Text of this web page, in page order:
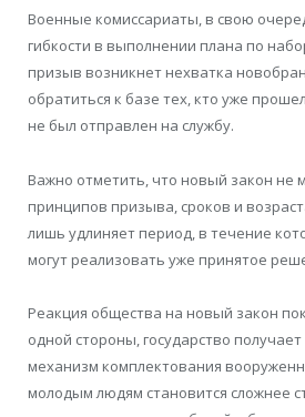
Военные комиссариаты, в свою
гибкости в выполнении плана по
призыв возникнет нехватка
обратиться к базе тех, кто уже
не был отправлен на службу.
Важно отметить, что новый закон не
принципов призыва, сроков и
лишь удлиняет период, в течение
могут реализовать уже принятое
Реакция общества на новый закон
одной стороны, государство
механизм комплектования
молодым людям становится сложнее